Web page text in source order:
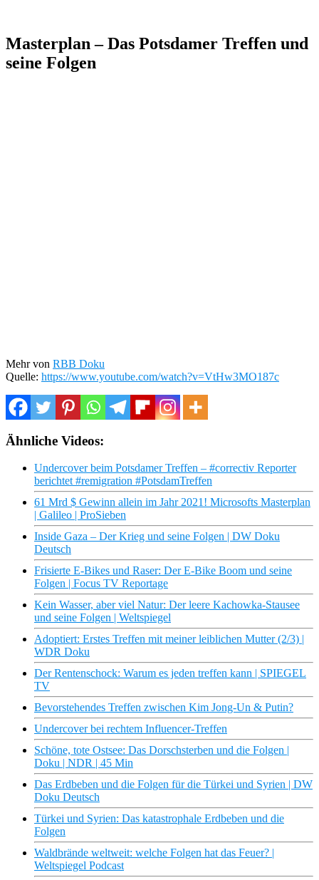
Masterplan – Das Potsdamer Treffen und
seine Folgen
Mehr von RBB Doku
Quelle: https://www.youtube.com/watch?v=VtHw3MO187c
Ähnliche Videos:
Undercover beim Potsdamer Treffen – #correctiv Reporter
berichtet #remigration #PotsdamTreffen
61 Mrd $ Gewinn allein im Jahr 2021! Microsofts Masterplan
| Galileo | ProSieben
Inside Gaza – Der Krieg und seine Folgen | DW Doku
Deutsch
Frisierte E-Bikes und Raser: Der E-Bike Boom und seine
Folgen | Focus TV Reportage
Kein Wasser, aber viel Natur: Der leere Kachowka-Stausee
und seine Folgen | Weltspiegel
Adoptiert: Erstes Treffen mit meiner leiblichen Mutter (2/3) |
WDR Doku
Der Rentenschock: Warum es jeden treffen kann | SPIEGEL
TV
Bevorstehendes Treffen zwischen Kim Jong-Un & Putin?
Undercover bei rechtem Influencer-Treffen
Schöne, tote Ostsee: Das Dorschsterben und die Folgen |
Doku | NDR | 45 Min
Das Erdbeben und die Folgen für die Türkei und Syrien | DW
Doku Deutsch
Türkei und Syrien: Das katastrophale Erdbeben und die
Folgen
Waldbrände weltweit: welche Folgen hat das Feuer? |
Weltspiegel Podcast